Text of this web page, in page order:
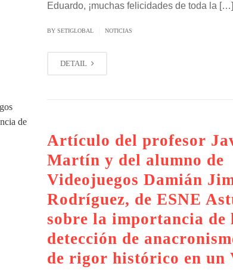
Eduardo, ¡muchas felicidades de toda la […]
BY SETIGLOBAL NOTICIAS
DETAIL
Artículo del profesor
Martín y del alumno de
Videojuegos Damián
Rodríguez, de ESNE
sobre la importancia de
detección de
de rigor histórico en un